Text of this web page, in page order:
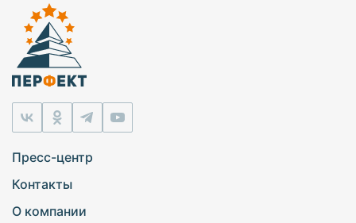
Пресс-центр
Контакты
О компании